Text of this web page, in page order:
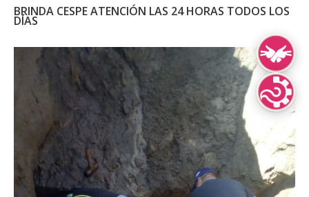
BRINDA CESPE ATENCIÓN LAS 24 HORAS TODOS LOS
DÍAS
Lengua de
Lenguas